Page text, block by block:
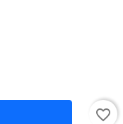
favorite_border